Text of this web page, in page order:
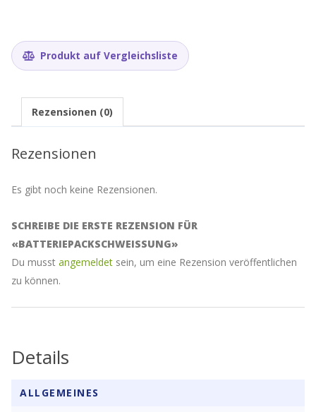
Produkt auf Vergleichsliste
Rezensionen (0)
Rezensionen
Es gibt noch keine Rezensionen.
SCHREIBE DIE ERSTE REZENSION FÜR
«BATTERIEPACKSCHWEISSUNG»
Du musst angemeldet sein, um eine Rezension veröffentlichen
zu können.
Details
ALLGEMEINES